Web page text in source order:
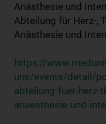
Anästhesie und
Abteilung für Herz-,
Anästhesie und
https://
uns/events/detail/
abteilung-fuer-herz-
anaesthesie-und-